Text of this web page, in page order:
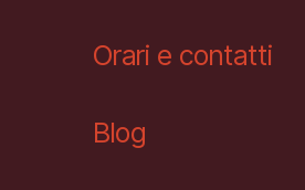
Orari e contatti
Blog